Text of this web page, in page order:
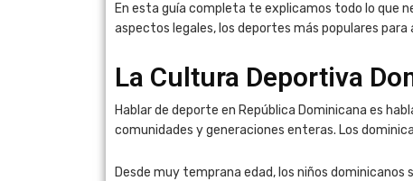
En esta guía completa te explicamos todo lo que
aspectos legales, los deportes más populares
La Cultura Deportiva
Hablar de deporte en República Dominicana es
comunidades y generaciones enteras. Los
Desde muy temprana edad, los niños dominicanos